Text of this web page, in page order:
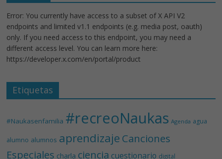
Error: You currently have access to a subset of X API V2
endpoints and limited v1.1 endpoints (e.g. media post, oauth)
only. If you need access to this endpoint, you may need a
different access level. You can learn more here:
https://developer.x.com/en/portal/product
Etiquetas
#Naukasenfamilia #recreoNaukas Agenda agua
alumno alumnos aprendizaje Canciones
Especiales charla ciencia cuestionario digital